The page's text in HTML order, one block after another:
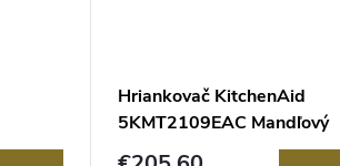
Hriankovač KitchenAid
5KMT2109EAC Mandľový
hriankovač